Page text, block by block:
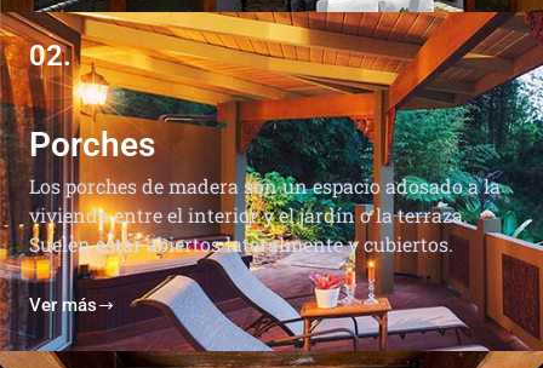
02.
Porches
Los porches de madera son un espacio adosado a la
vivienda entre el interior y el jardín o la terraza.
Suelen estar abiertos lateralmente y cubiertos.
Ver más